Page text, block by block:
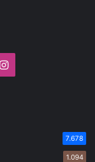
Instagram
7.678
1.094